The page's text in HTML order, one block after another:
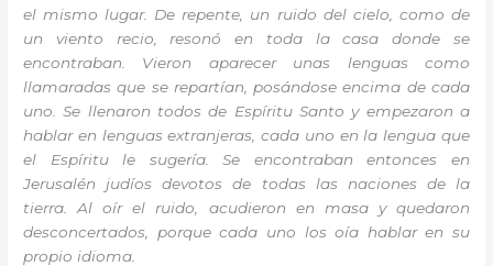
el mismo lugar. De repente, un ruido del cielo, como de
un viento recio, resonó en toda la casa donde se
encontraban. Vieron aparecer unas lenguas como
llamaradas que se repartían, posándose encima de cada
uno. Se llenaron todos de Espíritu Santo y empezaron a
hablar en lenguas extranjeras, cada uno en la lengua que
el Espíritu le sugería. Se encontraban entonces en
Jerusalén judíos devotos de todas las naciones de la
tierra. Al oír el ruido, acudieron en masa y quedaron
desconcertados, porque cada uno los oía hablar en su
propio idioma.